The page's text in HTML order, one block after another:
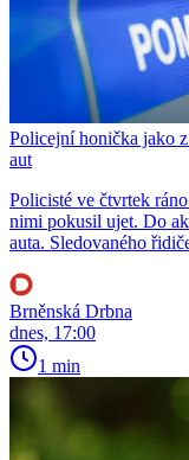
Policejní honička jako
aut
Policisté ve čtvrtek
nimi pokusil ujet. Do
auta. Sledovaného
Brněnská Drbna
dnes, 17:00
1 min